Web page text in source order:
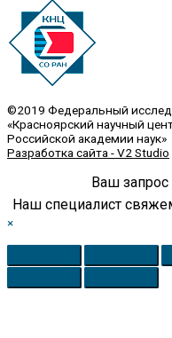
©2019 Федеральный
«Красноярский научный
Российской академии наук»
Разработка сайта - V2 Studio
Ваш
Наш специалист
×